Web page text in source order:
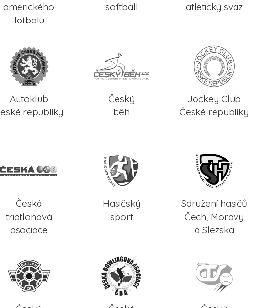
amerického
fotbalu
softball
atletický svaz
Autoklub
republiky
Český
běh
Jockey Club
České republiky
Česká
triatlonová
asociace
Hasičský
sport
Sdružení hasičů
Čech, Moravy
a Slezska